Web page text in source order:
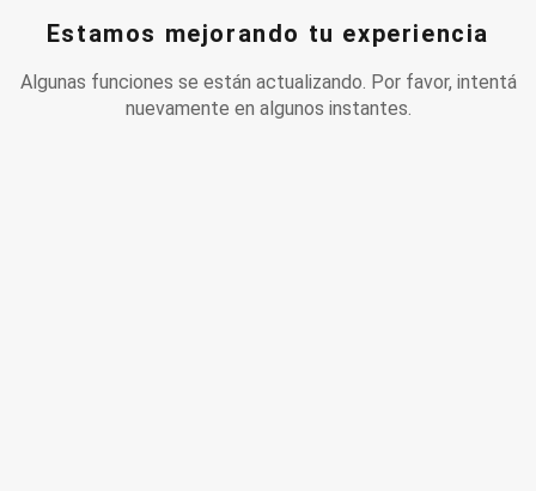
Estamos mejorando tu experiencia
Algunas funciones se están actualizando. Por favor, intentá
nuevamente en algunos instantes.